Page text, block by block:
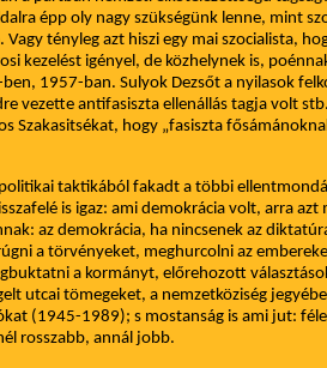
épp oly nagy szükségünk lenne, mint
tényleg azt hiszi egy mai szocialista,
kezelést igényel, de közhelynek is,
1957-ban. Sulyok Dezsőt a nyilasok
vezette antifasiszta ellenállás tagja volt
Szakasitsékat, hogy „fasiszta
taktikából fakadt a többi
is igaz: ami demokrácia volt, arra azt
az demokrácia, ha nincsenek az
a törvényeket, meghurcolni az
a kormányt, előrehozott
utcai tömegeket, a nemzetköziség
(1945-1989); s mostanság is ami jut:
rosszabb, annál jobb.